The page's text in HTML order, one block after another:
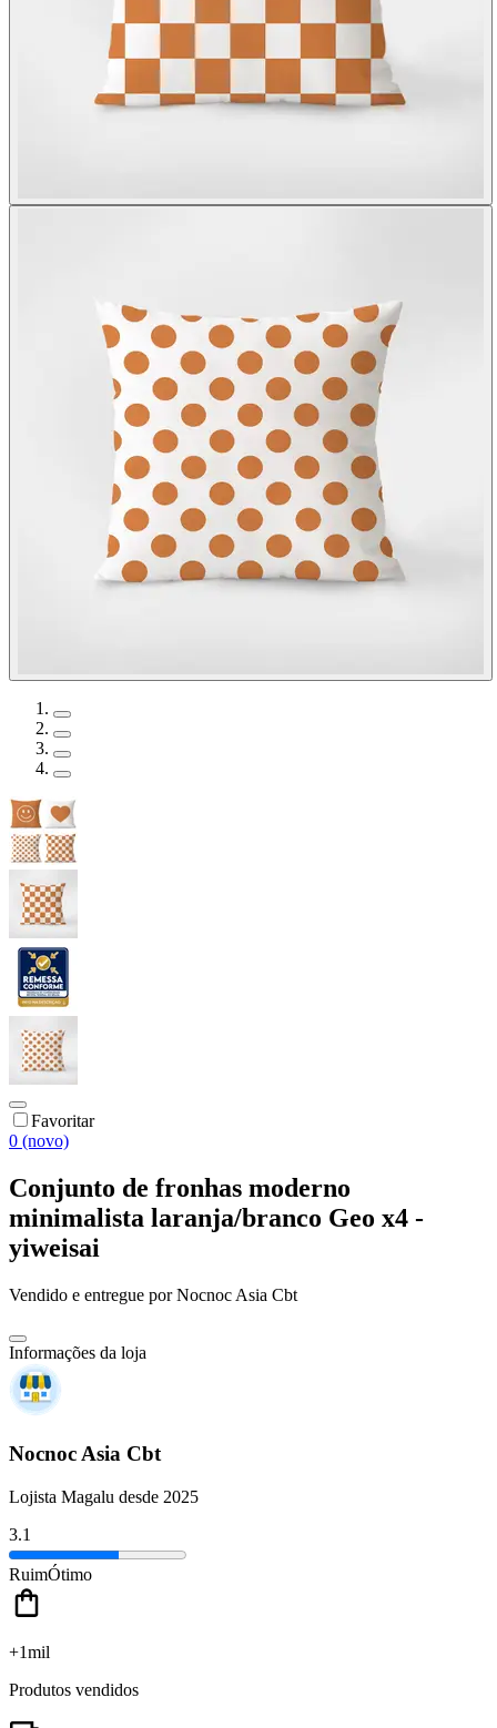
Favoritar
0 (novo)
Conjunto de fronhas moderno
minimalista laranja/branco Geo x4 -
yiweisai
Vendido e entregue por Nocnoc Asia Cbt
Informações da loja
Nocnoc Asia Cbt
Lojista Magalu desde 2025
3.1
RuimÓtimo
+1mil
Produtos vendidos